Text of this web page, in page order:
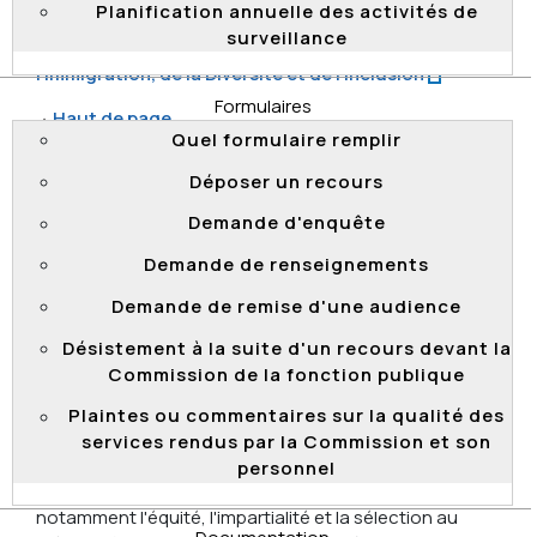
Planification annuelle des activités de
surveillance
Formulaires
Quel formulaire remplir
Déposer un recours
Demande d'enquête
Demande de renseignements
Demande de remise d'une audience
Désistement à la suite d'un recours devant la
Commission de la fonction publique
Plaintes ou commentaires sur la qualité des
services rendus par la Commission et son
personnel
Rapport de vérification en matière de dotation et sur
les promotions sans concours au ministère de
l'Immigration, de la Diversité et de l'Inclusion
Haut de page
Rapport de vérification en matière de
dotation et sur les promotions sans
concours au ministère de la Culture et
L'objectif poursuivi par la Commission avec cette
vérification était d'évaluer si l'application du cadre
normatif par le MCC concernant certains aspects de la
dotation en personnel ainsi que les promotions sans
concours respectait les principes et les valeurs qui
notamment l'équité, l'impartialité et la sélection au